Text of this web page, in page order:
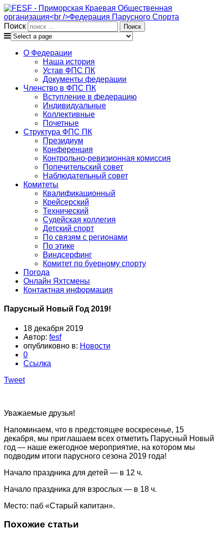
Поиск
О Федерации
Наша история
Устав ФПС ПК
Документы федерации
Членство в ФПС ПК
Вступление в федерацию
Индивидуальные
Коллективные
Почетные
Структура ФПС ПК
Президиум
Конференция
Контрольно-ревизионная комиссия
Попечительский совет
Наблюдательный совет
Комитеты
Квалификационный
Крейсерский
Технический
Судейская коллегия
Детский спорт
По связям с регионами
По этике
Виндсерфинг
Комитет по буерному спорту
Погода
Онлайн Яхтсмены
Контактная информация
Парусный Новый Год 2019!
18 декабря 2019
Автор: fesf
опубликовно в: Новости
0
Ссылка
Tweet
Уважаемые друзья!
Напоминаем, что в предстоящее воскресенье, 15
декабря, мы приглашаем всех отметить Парусный Новый
год — наше ежегодное мероприятие, на котором мы
подводим итоги парусного сезона 2019 года!
Начало праздника для детей — в 12 ч.
Начало праздника для взрослых — в 18 ч.
Место: паб «Старый капитан».
Похожие статьи